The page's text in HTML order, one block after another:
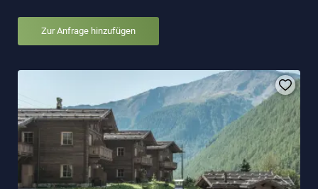
Zur Anfrage hinzufügen